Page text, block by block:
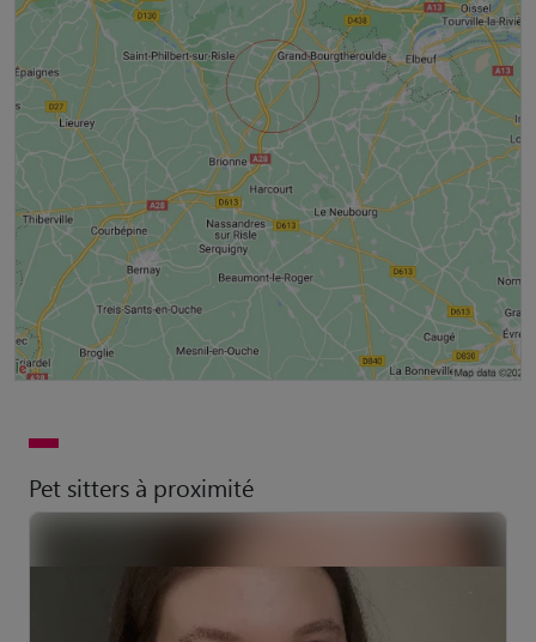
Pet sitters à proximité